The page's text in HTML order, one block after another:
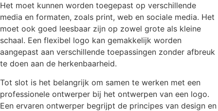
Het moet kunnen worden toegepast op verschillende
media en formaten, zoals print, web en sociale media. Het
moet ook goed leesbaar zijn op zowel grote als kleine
schaal. Een flexibel logo kan gemakkelijk worden
aangepast aan verschillende toepassingen zonder afbreuk
te doen aan de herkenbaarheid.
Tot slot is het belangrijk om samen te werken met een
professionele ontwerper bij het ontwerpen van een logo.
Een ervaren ontwerper begrijpt de principes van design en